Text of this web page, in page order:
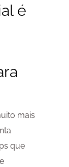
é
mais
que